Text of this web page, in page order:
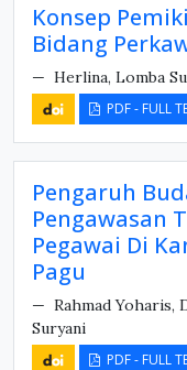
Konsep
Bidang
Herlina, Lomba
PDF - FULL
Pengaruh
Pengawasan
Pegawai Di
Pagu
Rahmad Yoharis,
Suryani
PDF - FULL